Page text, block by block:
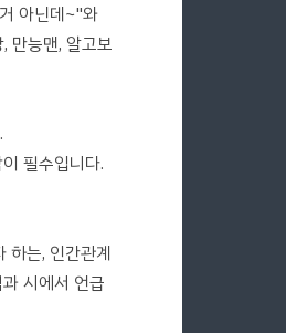
아닌데~"와
만능맨, 알고보
필수입니다.
하는, 인간관계
시에서 언급